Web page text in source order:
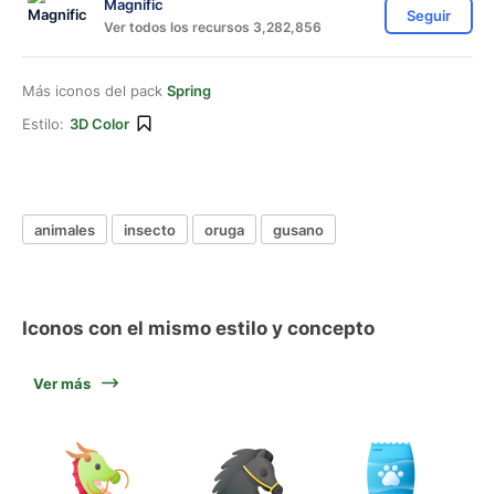
Magnific
Ver todos los recursos 3,282,856
Seguir
Más iconos del pack Spring
Estilo: 3D Color
animales insecto oruga gusano
Iconos con el mismo estilo y concepto
Ver más